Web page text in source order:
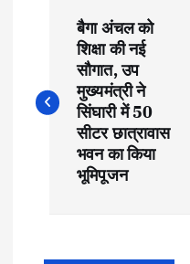
s
बैगा अंचल को
शिक्षा की नई
सौगात, उप
मुख्यमंत्री ने
सिंघारी में 50
सीटर छात्रावास
भवन का किया
भूमिपूजन